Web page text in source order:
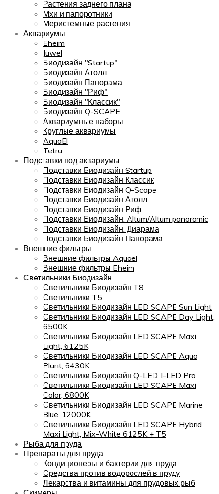
Растения заднего плана
Мхи и папоротники
Меристемные растения
Аквариумы
Eheim
Juwel
Биодизайн "Startup"
Биодизайн Атолл
Биодизайн Панорама
Биодизайн "Риф"
Биодизайн "Классик"
Биодизайн Q-SCAPE
Аквариумные наборы
Круглые аквариумы
AquaEl
Tetra
Подставки под аквариумы
Подставки Биодизайн Startup
Подставки Биодизайн Классик
Подставки Биодизайн Q-Scape
Подставки Биодизайн Атолл
Подставки Биодизайн Риф
Подставки Биодизайн: Altum/Altum panoramic
Подставки Биодизайн: Диарама
Подставки Биодизайн Панорама
Внешние фильтры
Внешние фильтры Aquael
Внешние фильтры Eheim
Светильники Биодизайн
Светильники Биодизайн T8
Светильники T5
Светильники Биодизайн LED SCAPE Sun Light
Светильники Биодизайн LED SCAPE Day Light,
6500K
Светильники Биодизайн LED SCAPE Maxi
Light, 6125K
Светильники Биодизайн LED SCAPE Aqua
Plant, 6430K
Светильники Биодизайн Q-LED, I-LED Pro
Светильники Биодизайн LED SCAPE Maxi
Color, 6800K
Светильники Биодизайн LED SCAPE Marine
Blue, 12000K
Светильники Биодизайн LED SCAPE Hybrid
Maxi Light, Mix-White 6125K + T5
Рыба для пруда
Препараты для пруда
Кондиционеры и бактерии для пруда
Средства против водорослей в пруду
Лекарства и витамины для прудовых рыб